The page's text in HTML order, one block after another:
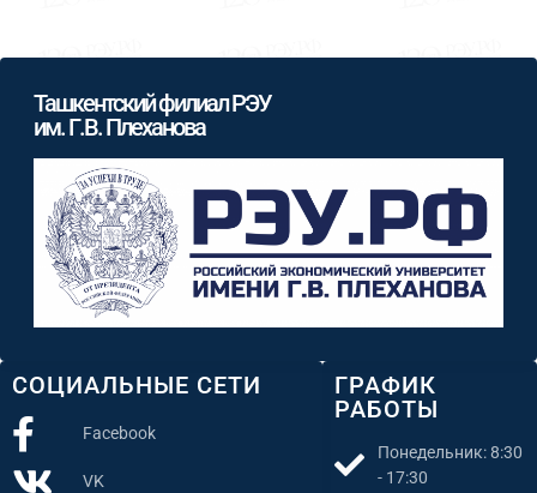
ГРАФИК
РАБОТЫ
Понедельник: 8:30
- 17:30
СОЦИАЛЬНЫЕ СЕТИ
Facebook
VK
Ташкентский филиал РЭУ
им. Г.В. Плеханова